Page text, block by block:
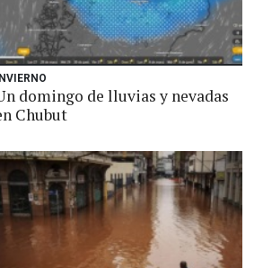
INVIERNO
domingo de lluvias y nevadas
Chubut